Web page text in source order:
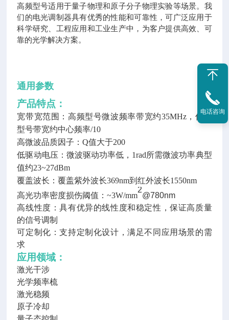
高频型号适用于量子物理和原子分子物理实验等场景。我
们的电光调制器具有优秀的性能和可靠性，可广泛应用于
科学研究、工程应用和工业生产中，为客户提供高效、可
靠的光学解决方案。
通用参数
产品特点：
宽带宽范围：高频型号微波频率带宽约35MHz，低频
型号带宽约中心频率/10
高微波品质因子：Q值大于200
低驱动电压：微波驱动功率低， 1rad所需微波功率典型
值约23~27dBm
覆盖波长：覆盖紫外波长369nm到红外波长1550nm
高光功率密度损伤阈值：~3W/mm
2
@780nm
高线性度：具有优异的线性度和稳定性，保证高质量
的信号调制
可定制化：支持定制化设计，满足不同应用场景的需
求
应用领域 ：
激光干涉
光学频率梳
激光稳频
原子冷却
电话咨询